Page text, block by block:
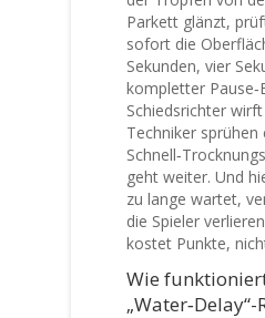
Parkett glänzt,
sofort die
Sekunden, vier
kompletter
Schiedsrichter
Techniker sprühen
geht weiter. Und
zu lange wartet,
die Spieler
kostet Punkte,
Wie
„Water‑Delay“-